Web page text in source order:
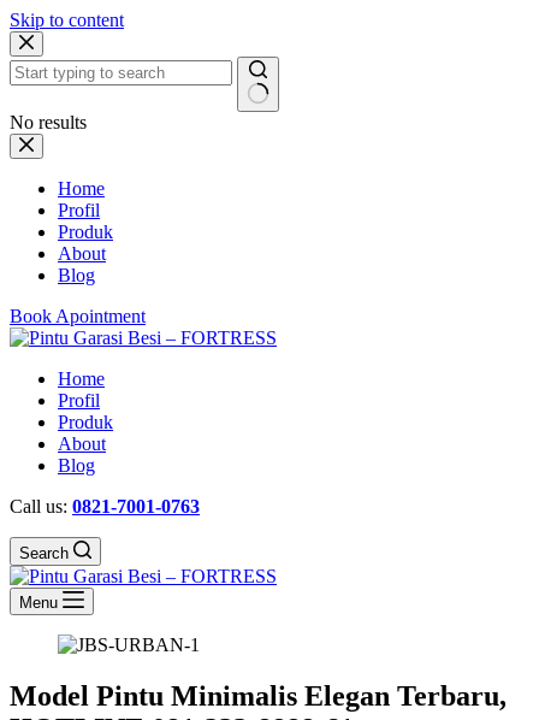
Skip to content
No results
Home
Profil
Produk
About
Blog
Book Apointment
Home
Profil
Produk
About
Blog
Call us: 0821-7001-0763
Search
Menu
Model Pintu Minimalis Elegan Terbaru,